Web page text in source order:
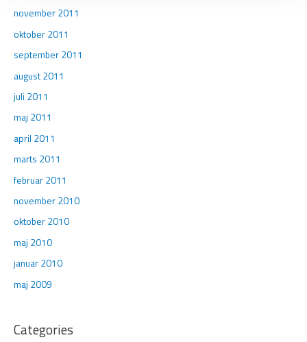
november 2011
oktober 2011
september 2011
august 2011
juli 2011
maj 2011
april 2011
marts 2011
februar 2011
november 2010
oktober 2010
maj 2010
januar 2010
maj 2009
Categories